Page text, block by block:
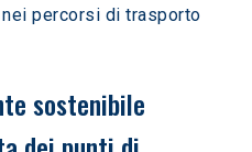
percorsi di trasporto
sostenibile